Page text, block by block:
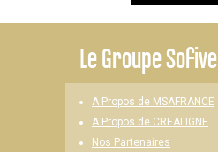
LeGroupe Sofive
A Propos de MSAFRANCE
A Propos de CREALIGNE
Nos Partenaires